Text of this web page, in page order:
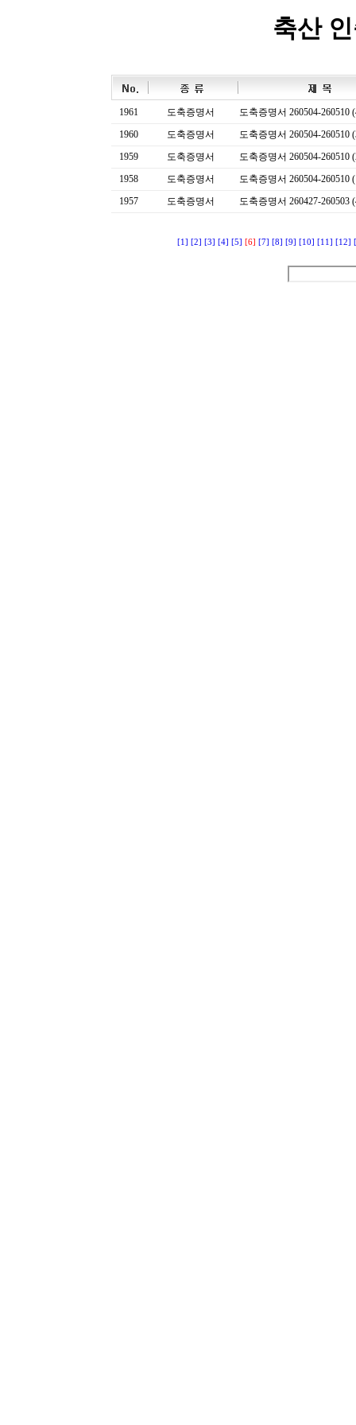
축산
1961 도축증명서
도축증명서 260504-260510
1960
도축증명서
도축증명서 260504-260510
1959
도축증명서
도축증명서 260504-260510
1958
도축증명서
도축증명서 260504-260510
1957
도축증명서 도축증명서 260427-260503
[1] [2] [3] [4] [5] [6] [7] [8] [9] [10] [11] [12]